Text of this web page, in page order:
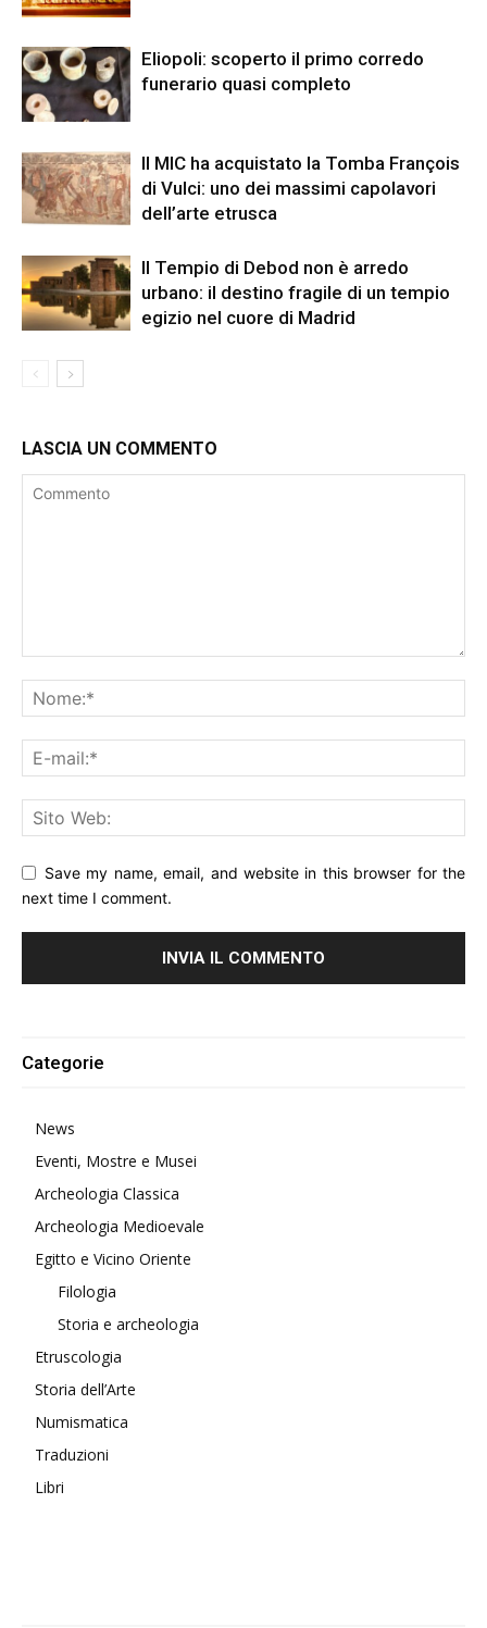
Eliopoli: scoperto il primo corredo
funerario quasi completo
Il MIC ha acquistato la Tomba François
di Vulci: uno dei massimi capolavori
dell’arte etrusca
Il Tempio di Debod non è arredo
urbano: il destino fragile di un tempio
egizio nel cuore di Madrid
LASCIA UN COMMENTO
Save my name, email, and website in this browser for the
next time I comment.
Categorie
News
Eventi, Mostre e Musei
Archeologia Classica
Archeologia Medioevale
Egitto e Vicino Oriente
Filologia
Storia e archeologia
Etruscologia
Storia dell’Arte
Numismatica
Traduzioni
Libri